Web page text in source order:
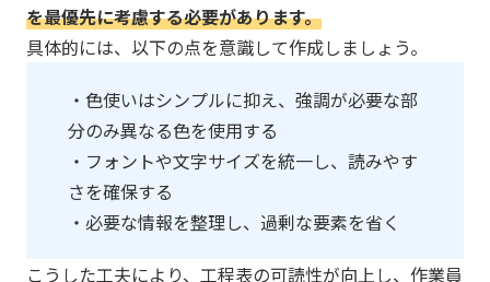
を最優先に考慮する必要があります。
具体的には、以下の点を意識して作成しましょう。
・色使いはシンプルに抑え、強調が必要な部
分のみ異なる色を使用する
・フォントや文字サイズを統一し、読みやす
さを確保する
・必要な情報を整理し、過剰な要素を省く
こうした工夫により、工程表の可読性が向上し、作業員